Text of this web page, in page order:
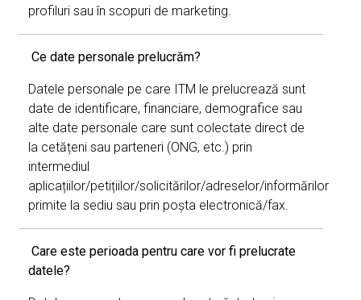
profiluri sau în scopuri de marketing.
Ce date personale prelucrăm?
Datele personale pe care ITM le prelucrează sunt
date de identificare, financiare, demografice sau
alte date personale care sunt colectate direct de
la cetățeni sau parteneri (ONG, etc.) prin
intermediul
aplicațiilor/petițiilor/solicitărilor/adreselor/informărilor
primite la sediu sau prin poșta electronică/fax.
Care este perioada pentru care vor fi prelucrate
datele?